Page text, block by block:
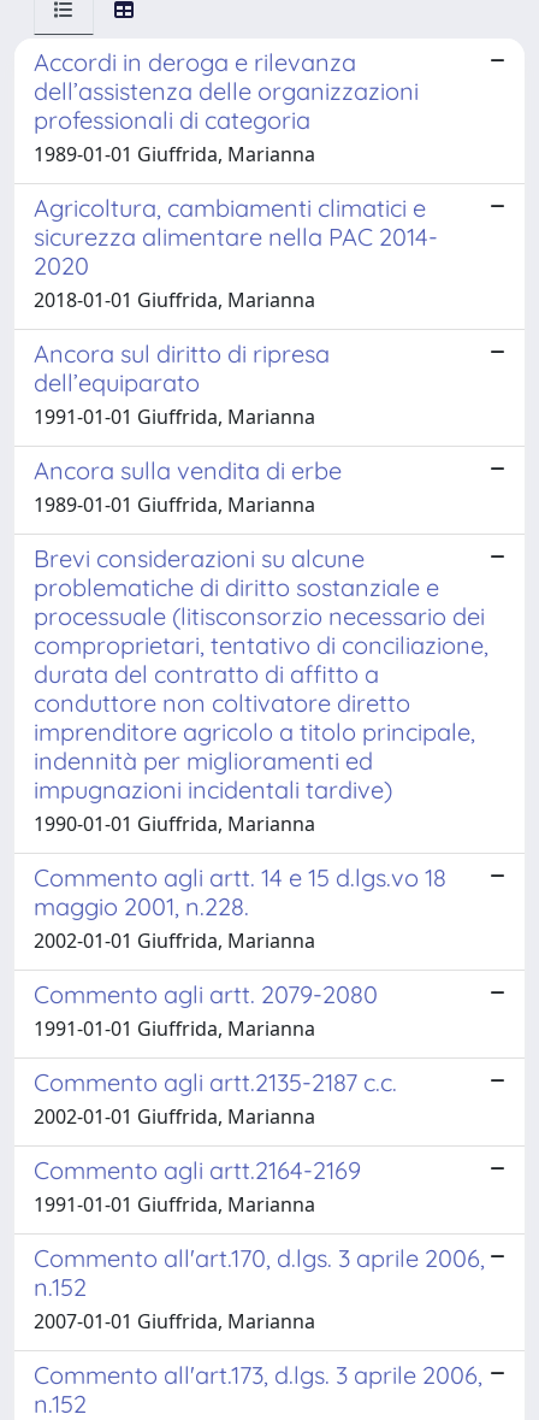
Accordi in deroga e rilevanza
dell’assistenza delle organizzazioni
professionali di categoria
1989-01-01 Giuffrida, Marianna
Agricoltura, cambiamenti climatici e
sicurezza alimentare nella PAC 2014-
2020
2018-01-01 Giuffrida, Marianna
Ancora sul diritto di ripresa
dell’equiparato
1991-01-01 Giuffrida, Marianna
Ancora sulla vendita di erbe
1989-01-01 Giuffrida, Marianna
Brevi considerazioni su alcune
problematiche di diritto sostanziale e
processuale (litisconsorzio necessario dei
comproprietari, tentativo di conciliazione,
durata del contratto di affitto a
conduttore non coltivatore diretto
imprenditore agricolo a titolo principale,
indennità per miglioramenti ed
impugnazioni incidentali tardive)
1990-01-01 Giuffrida, Marianna
Commento agli artt. 14 e 15 d.lgs.vo 18
maggio 2001, n.228.
2002-01-01 Giuffrida, Marianna
Commento agli artt. 2079-2080
1991-01-01 Giuffrida, Marianna
Commento agli artt.2135-2187 c.c.
2002-01-01 Giuffrida, Marianna
Commento agli artt.2164-2169
1991-01-01 Giuffrida, Marianna
Commento all'art.170, d.lgs. 3 aprile 2006,
n.152
2007-01-01 Giuffrida, Marianna
Commento all'art.173, d.lgs. 3 aprile 2006,
n.152